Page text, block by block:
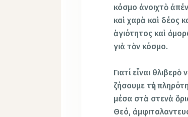
κόσμο ἀνοιχτὸ
καὶ χαρὰ καὶ δέος
ἁγιότητος καὶ
γιὰ τὸν κόσμο.
Γιατί εἶναι
ζήσουμε τὴν
μέσα στὰ στενὰ
Θεό,